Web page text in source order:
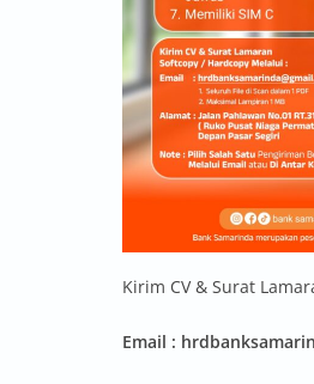
Kirim CV & Surat
Email :